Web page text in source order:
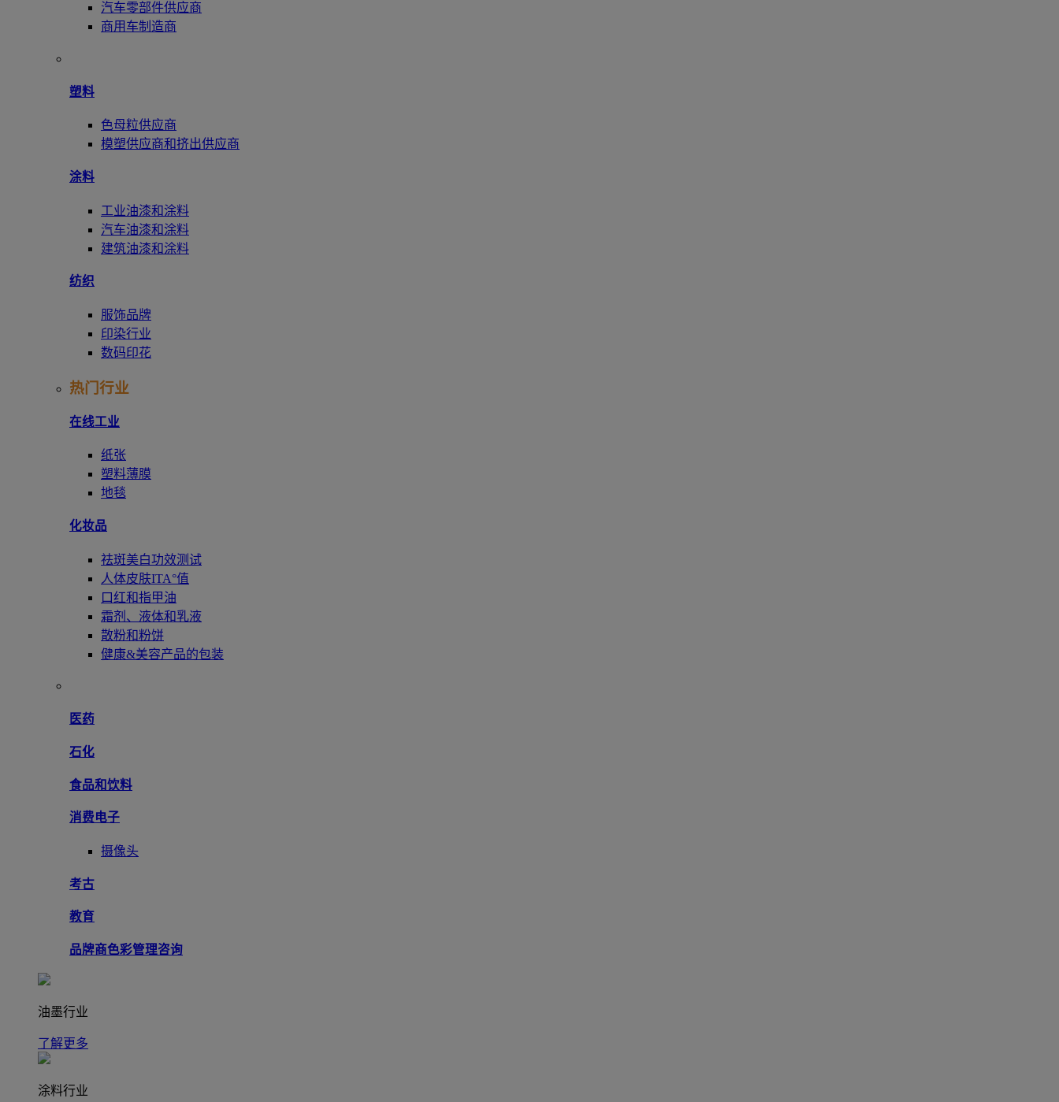
汽车零部件供应商
商用车制造商
塑料
色母粒供应商
模塑供应商和挤出供应商
涂料
工业油漆和涂料
汽车油漆和涂料
建筑油漆和涂料
纺织
服饰品牌
印染行业
数码印花
热门行业
在线工业
纸张
塑料薄膜
地毯
化妆品
祛斑美白功效测试
人体皮肤ITA°值
口红和指甲油
霜剂、液体和乳液
散粉和粉饼
健康&美容产品的包装
医药
石化
食品和饮料
消费电子
摄像头
考古
教育
品牌商色彩管理咨询
油墨行业
了解更多
涂料行业